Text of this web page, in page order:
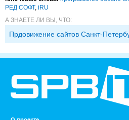
РЕД СОФТ, iRU
А ЗНАЕТЕ ЛИ ВЫ, ЧТО:
Прдовижение сайтов Санкт-